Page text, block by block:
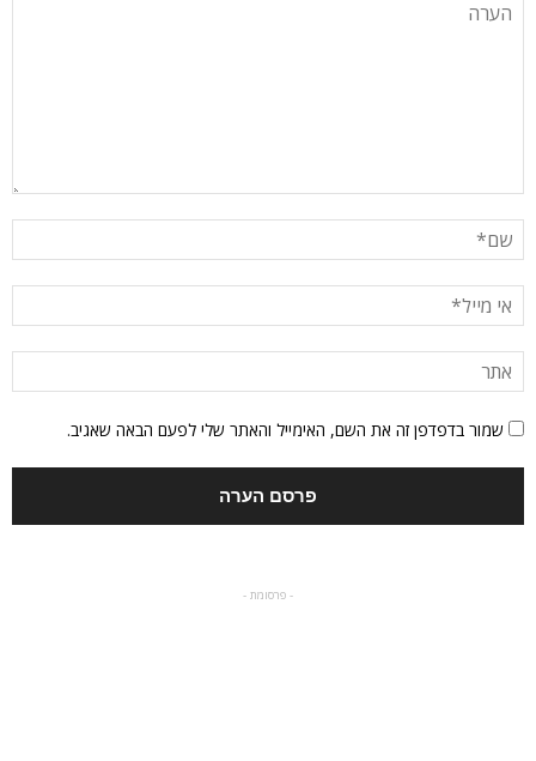
שמור בדפדפן זה את השם, האימייל והאתר שלי לפעם הבאה שאגיב.
- פרסומת -